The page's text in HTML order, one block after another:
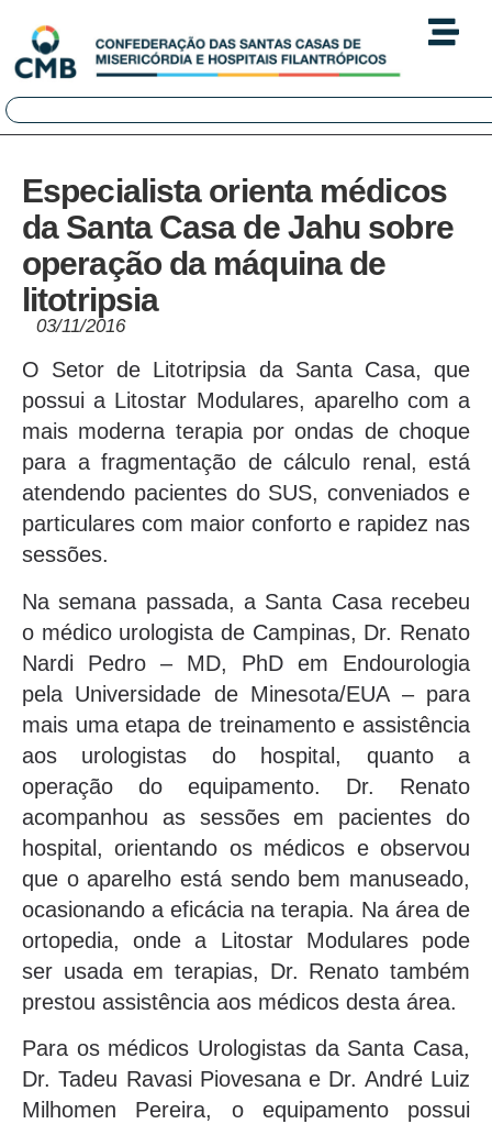
Especialista orienta médicos
da Santa Casa de Jahu sobre
operação da máquina de
litotripsia
03/11/2016
O Setor de Litotripsia da Santa Casa, que
possui a Litostar Modulares, aparelho com a
mais moderna terapia por ondas de choque
para a fragmentação de cálculo renal, está
atendendo pacientes do SUS, conveniados e
particulares com maior conforto e rapidez nas
sessões.
Na semana passada, a Santa Casa recebeu
o médico urologista de Campinas, Dr. Renato
Nardi Pedro – MD, PhD em Endourologia
pela Universidade de Minesota/EUA – para
mais uma etapa de treinamento e assistência
aos urologistas do hospital, quanto a
operação do equipamento. Dr. Renato
acompanhou as sessões em pacientes do
hospital, orientando os médicos e observou
que o aparelho está sendo bem manuseado,
ocasionando a eficácia na terapia. Na área de
ortopedia, onde a Litostar Modulares pode
ser usada em terapias, Dr. Renato também
prestou assistência aos médicos desta área.
Para os médicos Urologistas da Santa Casa,
Dr. Tadeu Ravasi Piovesana e Dr. André Luiz
Milhomen Pereira, o equipamento possui